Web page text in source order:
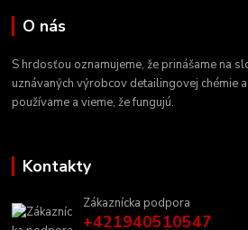
O nás
S hrdosťou oznamujeme, že prinášame na
uznávaných výrobcov detailingovej chémie
používame a vieme, že fungujú.
Kontakty
Zákaznícka podpora
+421940510547